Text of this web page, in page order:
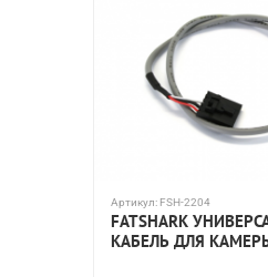
Артикул: FSH-2204
FATSHARK
КАБЕЛЬ ДЛЯ